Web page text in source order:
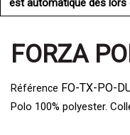
est automatique dès lors
FORZA
Référence FO-TX-PO-
Polo 100% polyester.